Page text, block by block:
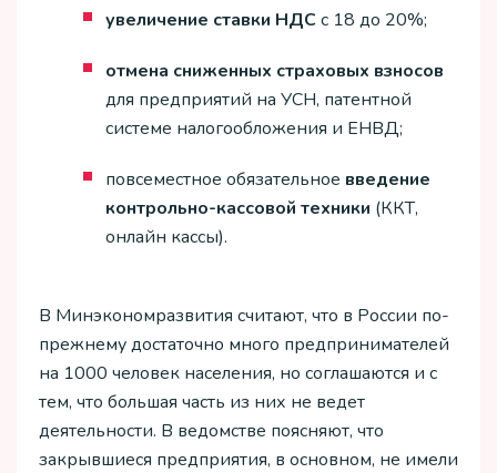
увеличение ставки НДСс 18 до 20%;
отмена сниженных страховых взносов
для предприятий на УСН, патентной
системе налогообложения и ЕНВД;
повсеместное обязательное введение
контрольно-кассовой техники (ККТ,
онлайн кассы).
В Минэкономразвития считают, что в России по-
прежнему достаточно много предпринимателей
на 1000 человек населения, но соглашаются и с
тем, что большая часть из них не ведет
деятельности. В ведомстве поясняют, что
закрывшиеся предприятия, в основном, не имели